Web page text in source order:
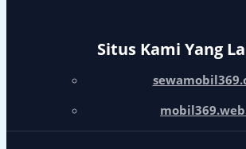
Situs Kami Yang